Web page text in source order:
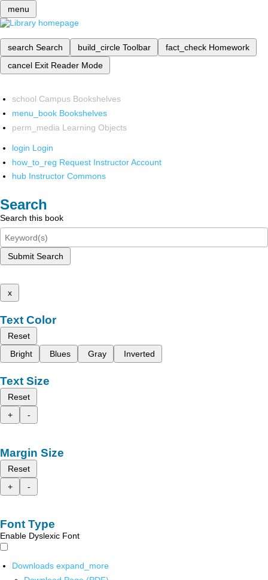
menu
search Search build_circle Toolbar fact_check Homework
cancel Exit Reader Mode
school Campus Bookshelves
menu_book Bookshelves
perm_media Learning Objects
login Login
how_to_reg Request Instructor Account
hub Instructor Commons
Search
Search this book
Submit Search
x
Text Color
Reset
Bright
Blues Gray Inverted
Text Size
Reset
+
-
Margin Size
Reset
+
-
Font Type
Enable Dyslexic Font
Downloads expand_more